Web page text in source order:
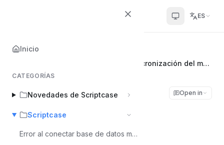
Scriptcase Help Center ES
Inicio
CATEGORÍAS
Novedades de Scriptcase
Scriptcase
Error al conectar base de datos mysql 8
Inicio
Actualización de la aplicación de sincronización del módulo de seguridad
Actualización de la
aplicación de
sincronización del
Open in